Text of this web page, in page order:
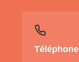
Téléphone